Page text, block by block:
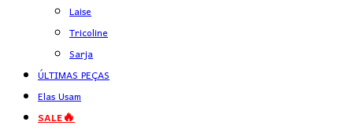
Laise
Tricoline
Sarja
ÚLTIMAS PEÇAS
Elas Usam
SALE🔥